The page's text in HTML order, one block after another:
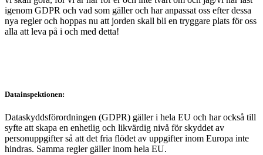
igenom GDPR och vad som gäller och har anpassat oss efter dessa
nya regler och hoppas nu att jorden skall bli en tryggare plats för oss
alla att leva på i och med detta!
Datainspektionen:
Dataskyddsförordningen (GDPR) gäller i hela EU och har också till
syfte att skapa en enhetlig och likvärdig nivå för skyddet av
personuppgifter så att det fria flödet av uppgifter inom Europa inte
hindras. Samma regler gäller inom hela EU.